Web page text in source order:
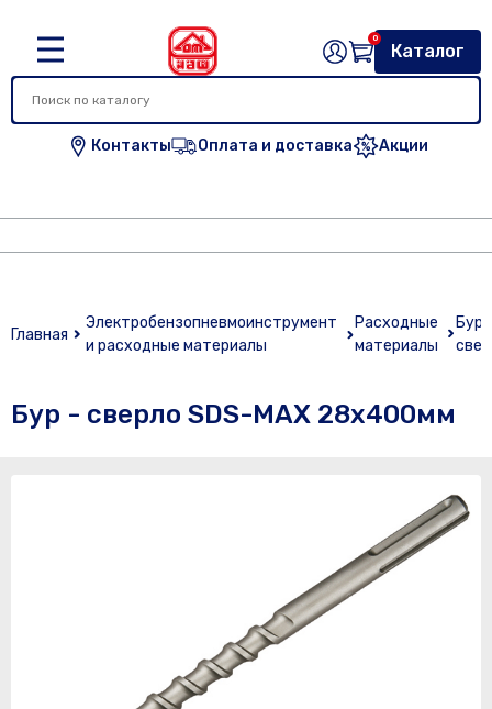
Контакты Оплата и доставка Акции
Каталог
0
Главная
Электробензопневмоинструмент
и расходные материалы
Расходные
материалы
Бур - сверло SDS-MAX 28х400мм